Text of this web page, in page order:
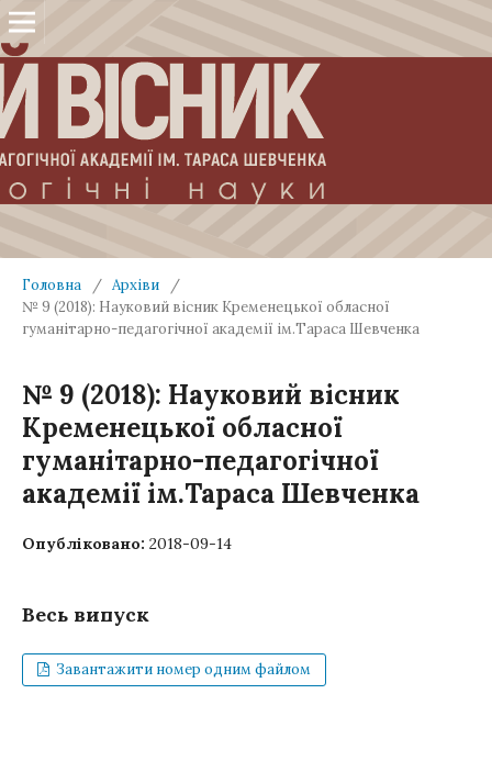
Головна / Архіви
/
№ 9 (2018): Науковий вісник Кременецької обласної
гуманітарно-педагогічної академії ім.Тараса Шевченка
№ 9 (2018): Науковий вісник
Кременецької обласної
гуманітарно-педагогічної
академії ім.Тараса Шевченка
Опубліковано: 2018-09-14
Весь випуск
Завантажити номер одним файлом